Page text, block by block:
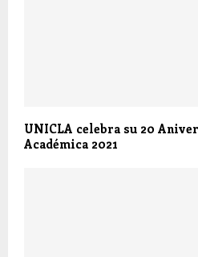
UNICLA celebra su 20
Académica 2021